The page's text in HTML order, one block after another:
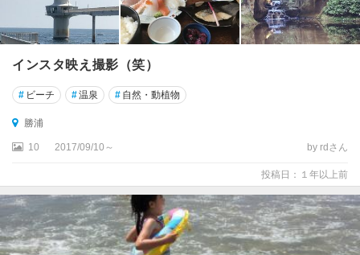
インスタ映え撮影（笑）
# ビーチ #温泉 # 自然・動植物
勝浦
10 2017/09/10～ by rdさん
投稿日：１年以上前